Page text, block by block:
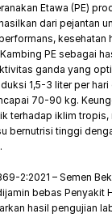
Etawa (PE)
dari pejantan
kesehatan
PE sebagai
ganda yang
1,5-3 liter per
70-90 kg.
terhadap iklim
bernutrisi tinggi
2:2021 – Semen
bebas Penyakit
hasil pengujian